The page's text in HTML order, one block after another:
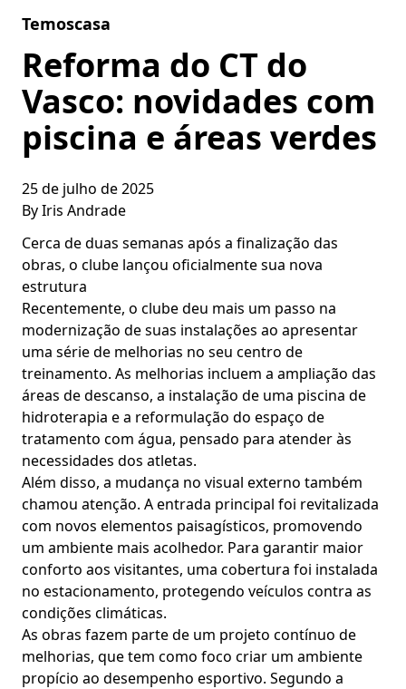
Temoscasa
Reforma do CT do
Vasco: novidades com
piscina e áreas verdes
25 de julho de 2025
ByIris Andrade
Cerca de duas semanas após a finalização das
obras, o clube lançou oficialmente sua nova
estrutura
Recentemente, o clube deu mais um passo na
modernização de suas instalações ao apresentar
uma série de melhorias no seu centro de
treinamento. As melhorias incluem a ampliação das
áreas de descanso, a instalação de uma piscina de
hidroterapia e a reformulação do espaço de
tratamento com água, pensado para atender às
necessidades dos atletas.
Além disso, a mudança no visual externo também
chamou atenção. A entrada principal foi revitalizada
com novos elementos paisagísticos, promovendo
um ambiente mais acolhedor. Para garantir maior
conforto aos visitantes, uma cobertura foi instalada
no estacionamento, protegendo veículos contra as
condições climáticas.
As obras fazem parte de um projeto contínuo de
melhorias, que tem como foco criar um ambiente
propício ao desempenho esportivo. Segundo a